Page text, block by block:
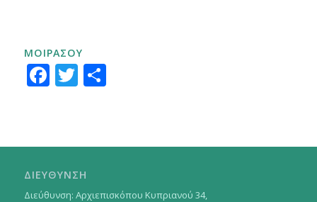
ΜΟΙΡΑΣΟΥ
Facebook
Twitter
Μοιραστείτε
ΔΙΕΥΘΥΝΣΗ
Διεύθυνση: Αρχιεπισκόπου Κυπριανού 34,